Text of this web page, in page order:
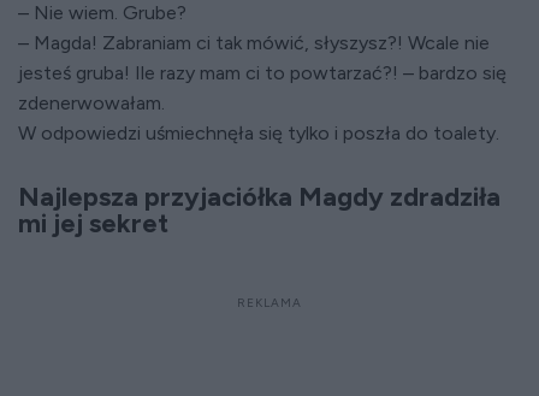
– Nie wiem. Grube?
– Magda! Zabraniam ci tak mówić, słyszysz?! Wcale nie
jesteś gruba! Ile razy mam ci to powtarzać?! – bardzo się
zdenerwowałam.
W odpowiedzi uśmiechnęła się tylko i poszła do toalety.
Najlepsza przyjaciółka Magdy zdradziła
mi jej sekret